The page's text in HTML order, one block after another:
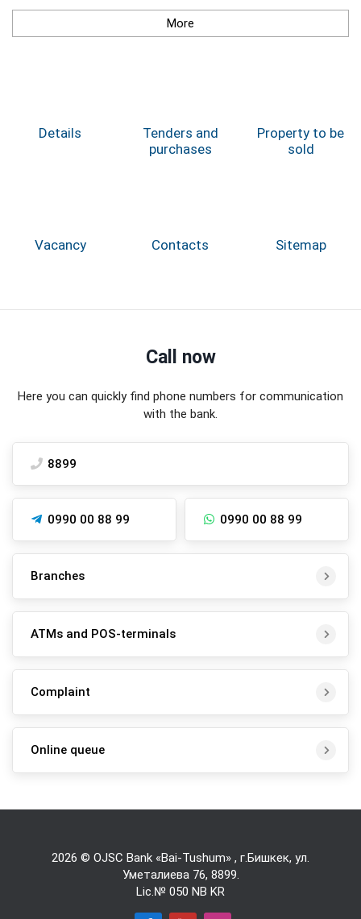
More
Details
Tenders and
purchases
Property to be
sold
Vacancy Contacts Sitemap
Call now
Here you can quickly find phone numbers for communication
with the bank.
8899
0990 00 88 99 0990 00 88 99
Branches
ATMs and POS-terminals
Complaint
Online queue
2026 © OJSC Bank «Bai-Tushum» , г.Бишкек, ул.
Уметалиева 76, 8899.
Lic.№ 050 NB KR